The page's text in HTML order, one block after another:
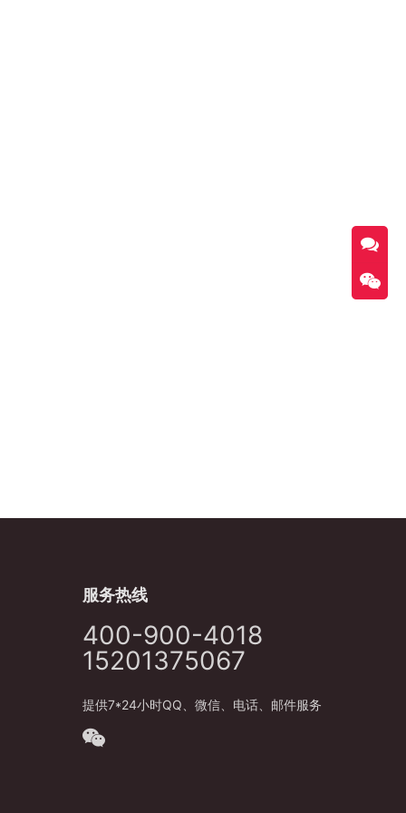
服务热线
400-900-4018
15201375067
提供7*24小时QQ、微信、电话、邮件服务